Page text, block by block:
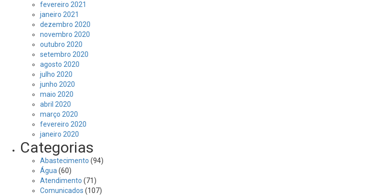
fevereiro 2021
janeiro 2021
dezembro 2020
novembro 2020
outubro 2020
setembro 2020
agosto 2020
julho 2020
junho 2020
maio 2020
abril 2020
março 2020
fevereiro 2020
janeiro 2020
Categorias
Abastecimento (94)
Água (60)
Atendimento (71)
Comunicados (107)